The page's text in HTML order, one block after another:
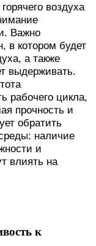
воздуха
Важно
в котором будет
а также
выдерживать.
рабочего цикла,
прочность и
обратить
наличие
и
влиять на
к